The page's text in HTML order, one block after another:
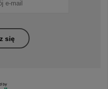
się